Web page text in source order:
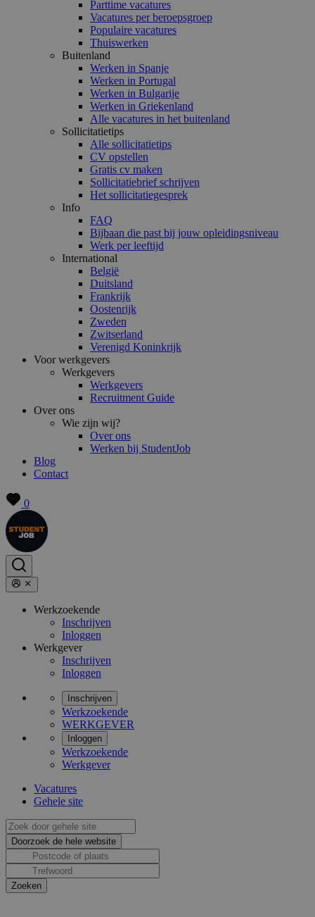
Parttime vacatures
Vacatures per beroepsgroep
Populaire vacatures
Thuiswerken
Buitenland
Werken in Spanje
Werken in Portugal
Werken in Bulgarije
Werken in Griekenland
Alle vacatures in het buitenland
Sollicitatietips
Alle sollicitatietips
CV opstellen
Gratis cv maken
Sollicitatiebrief schrijven
Het sollicitatiegesprek
Info
FAQ
Bijbaan die past bij jouw opleidingsniveau
Werk per leeftijd
International
België
Duitsland
Frankrijk
Oostenrijk
Zweden
Zwitserland
Verenigd Koninkrijk
Voor werkgevers
Werkgevers
Werkgevers
Recruitment Guide
Over ons
Wie zijn wij?
Over ons
Werken bij StudentJob
Blog
Contact
0
Werkzoekende
Inschrijven
Inloggen
Werkgever
Inschrijven
Inloggen
Inschrijven
Werkzoekende
WERKGEVER
Inloggen
Werkzoekende
Werkgever
Vacatures
Gehele site